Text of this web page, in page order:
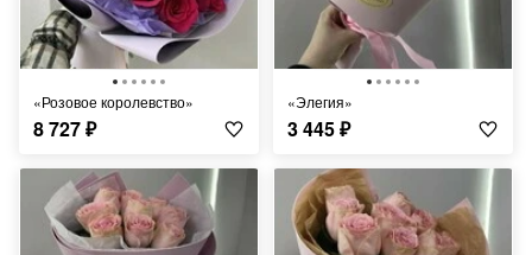
«Розовое королевство»
8 727₽
«Элегия»
3 445₽